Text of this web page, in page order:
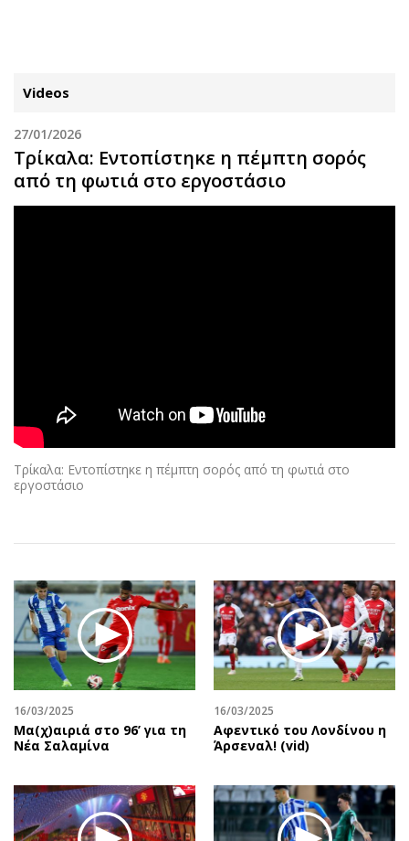
ΚΑΤΗΓΟΡΙΕΣ
Κύπρος
Αθλητισμός
Κύπρος
Ελλάδα
Οικονομία
Real Estate
Επιχειρήσεις
Αγορές
Money Review
AstroBank Properties
Trends
Ναυτιλία
Περιβάλλον
Απόψεις
Geek
Νέα
Κινητά-tablets
Πολιτική
Οικονομία
Γενικά
Αναδρομές
Πρόσωπα
Περιβάλλον
Good Life
Showbiz
Ταξίδια
Videos
27/01/2026
Τρίκαλα: Εντοπίστηκε η πέμπτη σορός
από τη φωτιά στο εργοστάσιο
Τρίκαλα: Εντοπίστηκε η πέμπτη σορός από τη φωτιά στο
εργοστάσιο
16/03/2025
Μα(χ)αιριά στο 96’ για τη
Νέα Σαλαμίνα
16/03/2025
Αφεντικό του Λονδίνου η
Άρσεναλ! (vid)